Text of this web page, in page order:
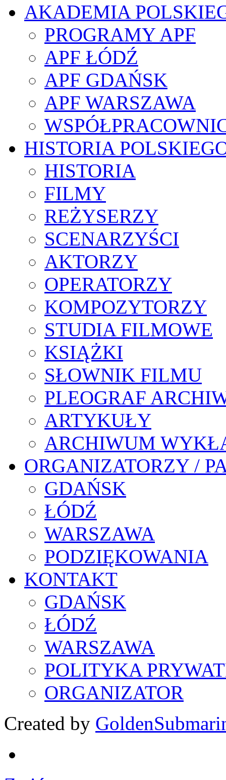
AKADEMIA
PROGRAMY APF
APF ŁÓDŹ
APF GDAŃSK
APF WARSZAWA
HISTORIA
HISTORIA
FILMY
REŻYSERZY
SCENARZYŚCI
AKTORZY
OPERATORZY
KOMPOZYTORZY
STUDIA FILMOWE
KSIĄŻKI
SŁOWNIK FILMU
PLEOGRAF
ARTYKUŁY
ARCHIWUM
ORGANIZATORZY /
GDAŃSK
ŁÓDŹ
WARSZAWA
PODZIĘKOWANIA
KONTAKT
GDAŃSK
ŁÓDŹ
WARSZAWA
POLITYKA
ORGANIZATOR
Created by